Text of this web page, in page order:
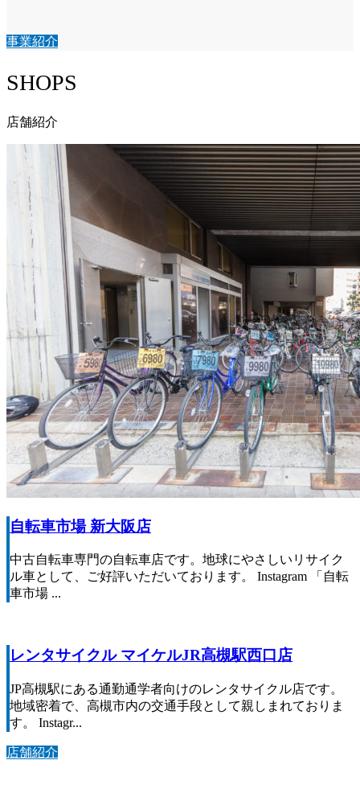
事業紹介
SHOPS
店舗紹介
自転車市場 新大阪店
中古自転車専門の自転車店です。地球にやさしいリサイク
ル車として、ご好評いただいております。 Instagram 「自転
車市場 ...
レンタサイクル マイケルJR高槻駅西口店
JP高槻駅にある通勤通学者向けのレンタサイクル店です。
地域密着で、高槻市内の交通手段として親しまれておりま
す。 Instagr...
店舗紹介